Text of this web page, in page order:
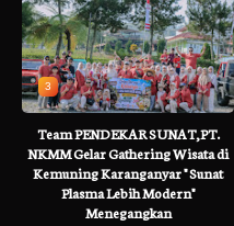
3
Team PENDEKAR SUNAT,PT.
NKMM Gelar Gathering Wisata di
Kemuning Karanganyar " Sunat
Plasma Lebih Modern"
Menegangkan